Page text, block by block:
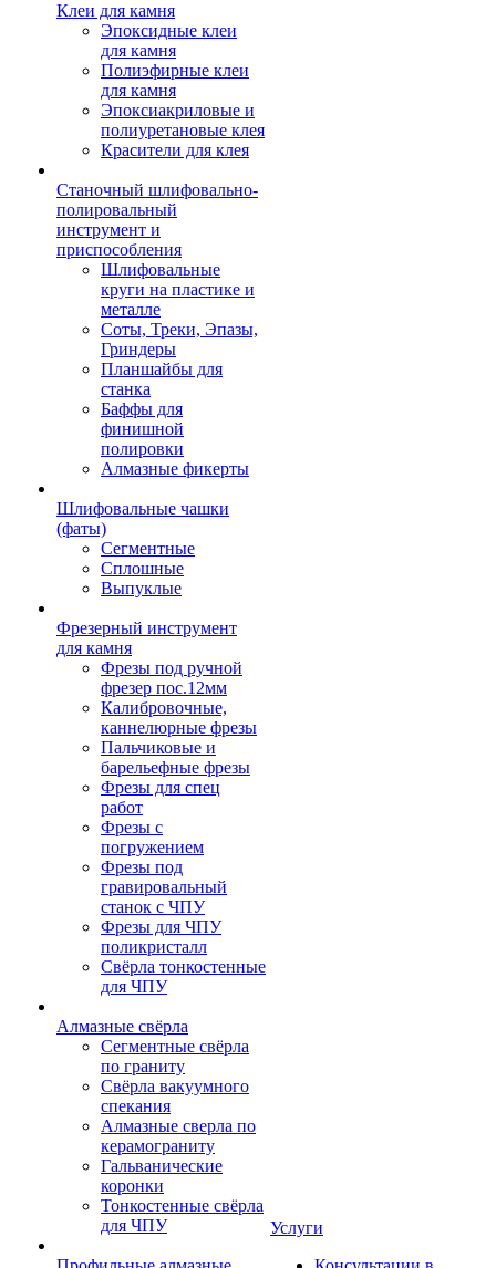
Клеи для камня
Эпоксидные клеи
для камня
Полиэфирные клеи
для камня
Эпоксиакриловые и
полиуретановые клея
Красители для клея
Станочный шлифовально-
полировальный
инструмент и
приспособления
Шлифовальные
круги на пластике и
металле
Соты, Треки, Эпазы,
Гриндеры
Планшайбы для
станка
Баффы для
финишной
полировки
Алмазные фикерты
Шлифовальные чашки
(фаты)
Сегментные
Сплошные
Выпуклые
Фрезерный инструмент
для камня
Фрезы под ручной
фрезер пос.12мм
Калибровочные,
каннелюрные фрезы
Пальчиковые и
барельефные фрезы
Фрезы для спец
работ
Фрезы с
погружением
Фрезы под
гравировальный
станок с ЧПУ
Фрезы для ЧПУ
поликристалл
Свёрла тонкостенные
для ЧПУ
Алмазные свёрла
Сегментные свёрла
по граниту
Свёрла вакуумного
спекания
Алмазные сверла по
керамограниту
Гальванические
коронки
Тонкостенные свёрла
для ЧПУ
Услуги